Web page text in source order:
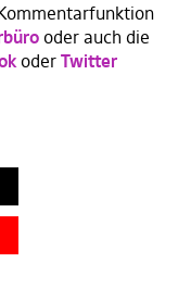
oder auch die
oder Twitter